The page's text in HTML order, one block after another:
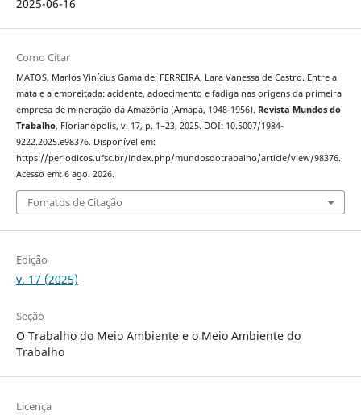
2025-06-16
Como Citar
MATOS, Marlos Vinícius Gama de; FERREIRA, Lara Vanessa de Castro. Entre a
mata e a empreitada: acidente, adoecimento e fadiga nas origens da primeira
empresa de mineração da Amazônia (Amapá, 1948-1956). Revista Mundos do
Trabalho, Florianópolis, v. 17, p. 1–23, 2025. DOI: 10.5007/1984-
9222.2025.e98376. Disponível em:
https://periodicos.ufsc.br/index.php/mundosdotrabalho/article/view/98376.
Acesso em: 6 ago. 2026.
Fomatos de Citação
Edição
v. 17 (2025)
Seção
O Trabalho do Meio Ambiente e o Meio Ambiente do
Trabalho
Licença